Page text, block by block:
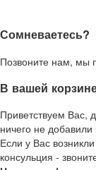
Сомневаетесь?
Позвоните нам, мы
В вашей
Приветствуем Вас,
ничего не добавили
Если у Вас
консульция -